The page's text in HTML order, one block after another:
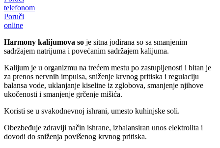
telefonom
Poruči
online
Harmony kalijumova so je sitna jodirana so sa smanjenim
sadržajem natrijuma i povećanim sadržajem kalijuma.
Kalijum je u organizmu na trećem mestu po zastupljenosti i bitan je
za prenos nervnih impulsa, sniženje krvnog pritiska i regulaciju
balansa vode, uklanjanje kiseline iz zglobova, smanjenje njihove
ukočenosti i smanjenje grčenje mišića.
Koristi se u svakodnevnoj ishrani, umesto kuhinjske soli.
Obezbeđuje zdraviji način ishrane, izbalansiran unos elektrolita i
dovodi do sniženja povišenog krvnog pritiska.